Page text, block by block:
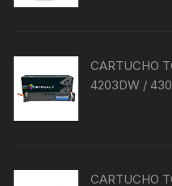
CARTUCHO
4203DW /
CARTUCHO